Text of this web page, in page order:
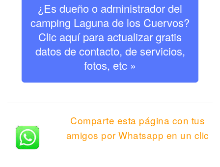
¿Es dueño o administrador del
camping Laguna de los Cuervos?
Clic aquí para actualizar gratis
datos de contacto, de servicios,
fotos, etc »
Comparte esta página con tus
amigos por Whatsapp en un clic